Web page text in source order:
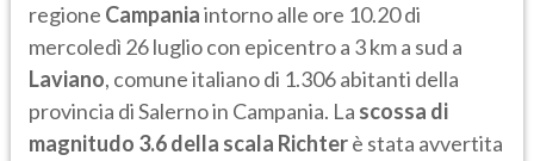
regione Campaniaintorno alle ore 10.20 di
mercoledì 26 luglio con epicentro a 3 km a sud a
Laviano, comune italiano di 1.306 abitanti della
provincia di Salerno in Campania. La scossa di
magnitudo 3.6 della scala Richterè stata avvertita